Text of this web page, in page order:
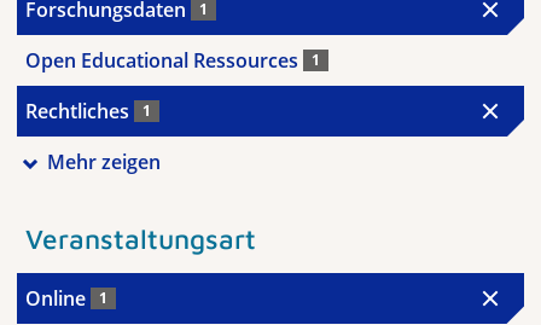
Forschungsdaten 1
Open Educational Ressources 1
Rechtliches 1
Mehr zeigen
Veranstaltungsart
Online 1